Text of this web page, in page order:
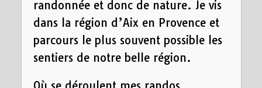
randonnée et donc de nature. Je vis
dans la région d’Aix en Provence et
parcours le plus souvent possible les
sentiers de notre belle région.